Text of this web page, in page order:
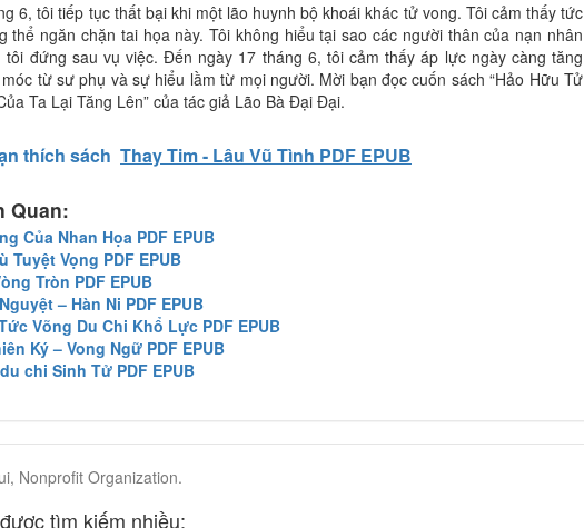
6, tôi tiếp tục thất bại khi một lão huynh bộ khoái khác tử vong. Tôi cảm thấy tức
thể ngăn chặn tai họa này. Tôi không hiểu tại sao các người thân của nạn nhân
tôi đứng sau vụ việc. Đến ngày 17 tháng 6, tôi cảm thấy áp lực ngày càng tăng
từ sư phụ và sự hiểu lầm từ mọi người. Mời bạn đọc cuốn sách “Hảo Hữu Tử
Ta Lại Tăng Lên” của tác giả Lão Bà Đại Đại.
thích sách Thay Tim - Lâu Vũ Tình PDF EPUB
Quan:
Của Nhan Họa PDF EPUB
Tuyệt Vọng PDF EPUB
Tròn PDF EPUB
– Hàn Ni PDF EPUB
Võng Du Chi Khổ Lực PDF EPUB
Ký – Vong Ngữ PDF EPUB
chi Sinh Tử PDF EPUB
Nonprofit Organization.
tìm kiếm nhiều: